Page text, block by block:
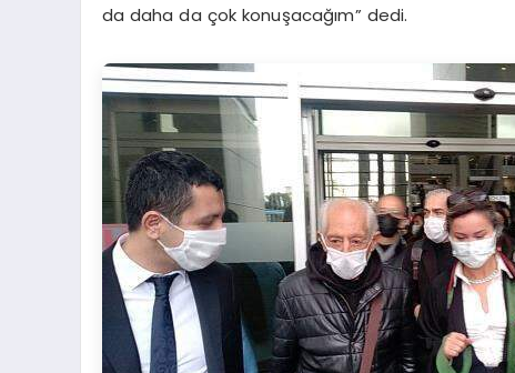
da daha da çok konuşacağım” dedi.